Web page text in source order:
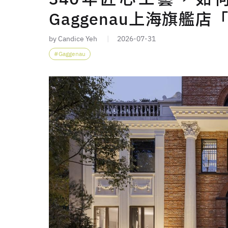
Gaggenau上海旗艦店
by Candice Yeh 2026-07-31
Gaggenau